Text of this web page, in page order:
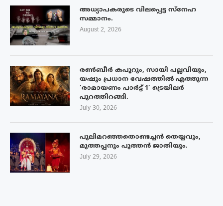
അധ്യാപകരുടെ വിലപ്പെട്ട സ്നേഹ
സമ്മാനം.
August 2, 2026
രൺബീർ കപൂറും, സായി പല്ലവിയും,
യഷും പ്രധാന വേഷത്തിൽ എത്തുന്ന
‘രാമായണം പാർട്ട് 1’ ട്രെയിലർ
പുറത്തിറങ്ങി.
July 30, 2026
പുലിമറഞ്ഞതൊണ്ടച്ചൻ തെയ്യവും,
മുത്തപ്പനും പുത്തൻ ജാതിയും.
July 29, 2026